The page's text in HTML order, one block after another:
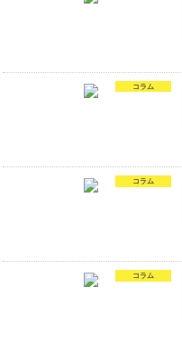
コラム
コラム
コラム